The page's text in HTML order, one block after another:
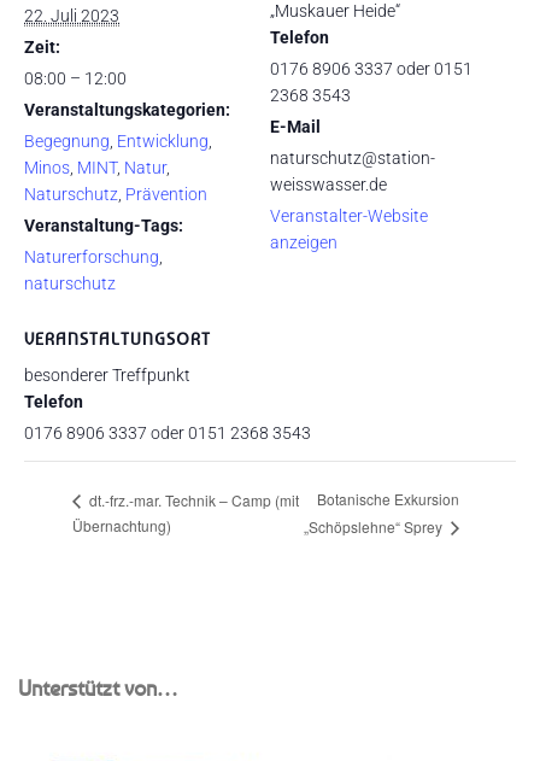
22. Juli 2023
Zeit:
08:00 – 12:00
Veranstaltungskategorien:
Begegnung, Entwicklung,
Minos, MINT, Natur,
Naturschutz, Prävention
Veranstaltung-Tags:
Naturerforschung,
naturschutz
VERANSTALTUNGSORT
besonderer Treffpunkt
Telefon
0176 8906 3337 oder 0151 2368 3543
„Muskauer Heide“
Telefon
0176 8906 3337 oder 0151
2368 3543
E-Mail
naturschutz@station-
weisswasser.de
Veranstalter-Website
anzeigen
dt.-frz.-mar. Technik – Camp (mit
Übernachtung)
Botanische Exkursion
„Schöpslehne“ Sprey
Unterstützt von…